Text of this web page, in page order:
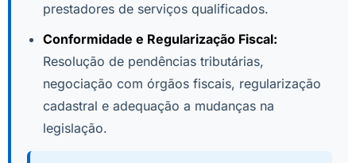
prestadores de serviços qualificados.
Conformidade e Regularização Fiscal:
Resolução de pendências tributárias,
negociação com órgãos fiscais, regularização
cadastral e adequação a mudanças na
legislação.